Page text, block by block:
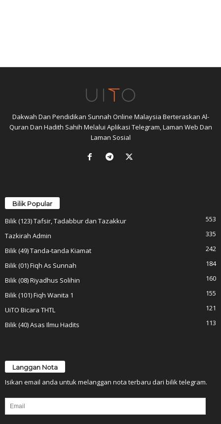
Dakwah Dan Pendidikan Sunnah Online Malaysia Berteraskan Al-
Quran Dan Hadith Sahih Melalui Aplikasi Telegram, Laman Web Dan
Laman Sosial
Bilik Popular
Bilik (123) Tafsir, Tadabbur dan Tazakkur
553
Tazkirah Admin
335
Bilik (49) Tanda-tanda Kiamat
242
Bilik (01) Fiqh As Sunnah
184
Bilik (08) Riyadhus Solihin
160
Bilik (101) Fiqh Wanita 1
155
UiTO Bicara THTL
121
Bilik (40) Asas Ilmu Hadits
113
Langgan Nota
Isikan email anda untuk melanggan nota terbaru dari bilik telegram.
Email